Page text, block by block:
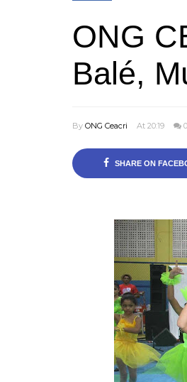
ONG
Balé,
By ONG Ceacri At 20:19 0
SHARE ON